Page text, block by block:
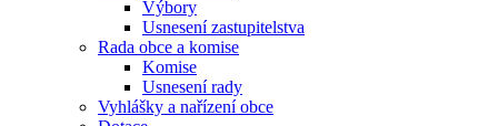
Výbory
Usnesení zastupitelstva
Rada obce a komise
Komise
Usnesení rady
Vyhlášky a nařízení obce